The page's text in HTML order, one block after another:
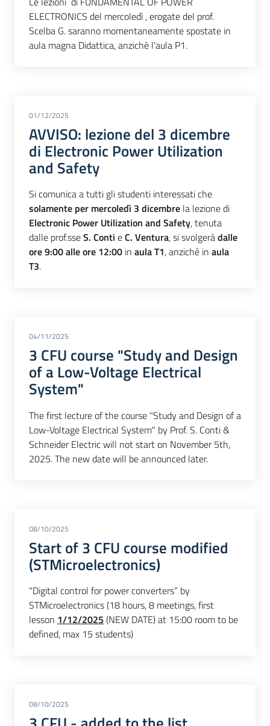
ELECTRONICS del mercoledì , erogate del prof.
Scelba G. saranno momentaneamente spostate in
aula magna Didattica, anzichè l'aula P1.
01/12/2025
AVVISO: lezione del 3 dicembre
di Electronic Power Utilization
and Safety
Si comunica a tutti gli studenti interessati che
solamente per mercoledì 3 dicembre la lezione di
Electronic Power Utilization and Safety, tenuta
dalle prof.sseS. Conti eC. Ventura, si svolgeràdalle
ore 9:00 alle ore 12:00 in aula T1, anziché in aula
T3.
04/11/2025
3 CFU course "Study and Design
of a Low-Voltage Electrical
System"
The first lecture of the course "Study and Design of a
Low-Voltage Electrical System" by Prof. S. Conti &
Schneider Electric will not start on November 5th,
2025. The new date will be announced later.
08/10/2025
Start of 3 CFU course modified
(STMicroelectronics)
"Digital control for power converters” by
STMicroelectronics (18 hours, 8 meetings, first
lesson 1/12/2025 (NEW DATE) at 15:00 room to be
defined, max 15 students)
08/10/2025